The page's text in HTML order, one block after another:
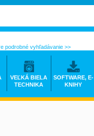
podrobné vyhľadávanie >>
VEĽKÁ BIELA
TECHNIKA
SOFTWARE, E-
KNIHY